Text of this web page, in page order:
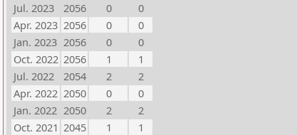
Jul. 2023
2056 0
0
Apr. 2023 2056 0
0
Jan. 2023 2056 0
0
Oct. 2022 2056 1
1
Jul. 2022
2054 2
2
Apr. 2022 2050 0
0
Jan. 2022 2050 2
2
Oct. 2021 2045 1
1